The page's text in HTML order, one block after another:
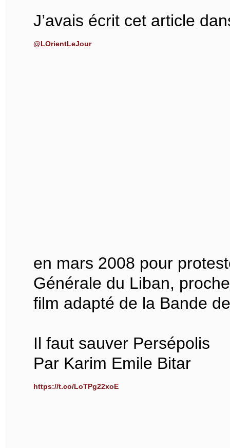
J’avais écrit cet article
@LOrientLeJour
en mars 2008 pour
Générale du Liban,
film adapté de la Bande
Il faut sauver Persépolis
Par Karim Emile Bitar
https://t.co/LoTPg22xoE